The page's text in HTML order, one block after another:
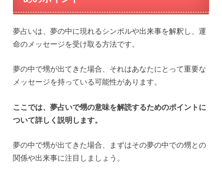
夢占いは、夢の中に現れるシンボルや出来事を解釈し、運
命のメッセージを受け取る方法です。
夢の中で甥が出てきた場合、それはあなたにとって重要な
メッセージを持っている可能性があります。
ここでは、夢占いで甥の意味を解読するためのポイントに
ついて詳しく説明します。
夢の中で甥が出てきた場合、まずはその夢の中での甥との
関係や出来事に注目しましょう。